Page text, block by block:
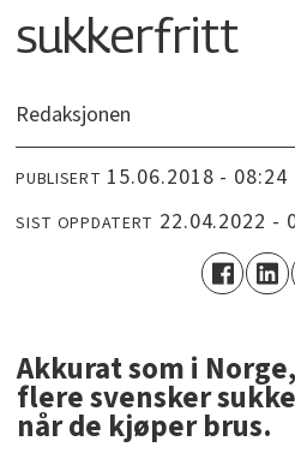
sukkerfritt
Redaksjonen
PUBLISERT 15.06.2018 - 08:24
SIST OPPDATERT 22.04.2022 -
Akkurat som i
flere svensker
når de kjøper brus.